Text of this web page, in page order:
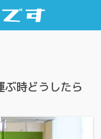
時どうしたら